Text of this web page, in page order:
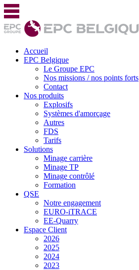
Accueil
EPC Belgique
Le Groupe EPC
Nos missions / nos points forts
Contact
Nos produits
Explosifs
Systèmes d'amorçage
Autres
FDS
Tarifs
Solutions
Minage carrière
Minage TP
Minage contrôlé
Formation
QSE
Notre engagement
EURO-iTRACE
EE-Quarry
Espace Client
2026
2025
2024
2023